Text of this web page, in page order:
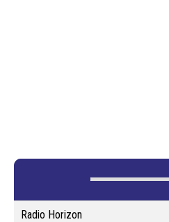
Radio Horizon